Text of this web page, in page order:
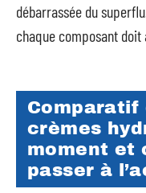
débarrassée du
chaque composant doit
Comparatif
crèmes
moment et
passer à